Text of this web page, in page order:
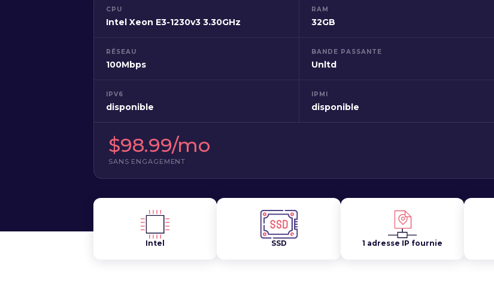
CPU
Intel Xeon E3-1230v3 3.30GHz
RAM
32GB
RÉSEAU
100Mbps
BANDE PASSANTE
Unltd
IPV6
disponible
IPMI
disponible
$98.99/mo
SANS ENGAGEMENT
Intel SSD 1 adresse IP fournie